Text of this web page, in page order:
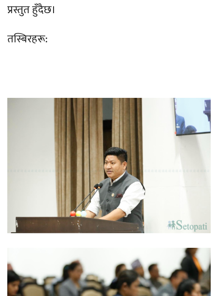
प्रस्तुत हुँदैछ।
तस्बिरहरू: